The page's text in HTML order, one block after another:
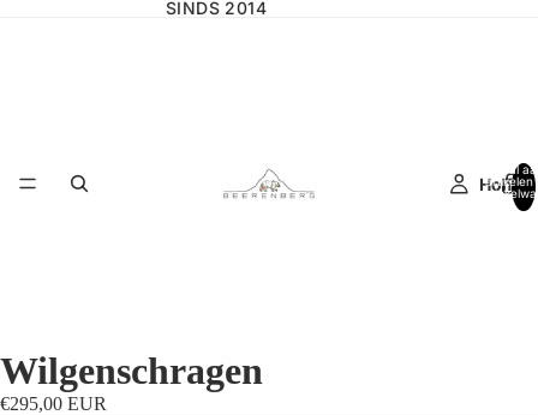
SINDS 2014
Home
Totaal
artikelen
Wilgenschragen
€295,00 EUR